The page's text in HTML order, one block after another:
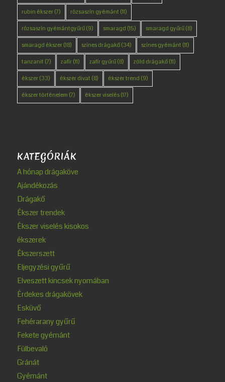
rubin ékszer(7) rózsaszín gyémánt (11)
rózsaszín gyémántgyűrű(9) smaragd (15) smaragd gyűrű(8)
smaragd ékszer(18) színes drágakő(34) színes gyémánt (11)
tanzanit (7) zafír(11) zafír gyűrű(8) zöld drágakő(11)
ékszer(33) ékszer divat (8) ékszer trend (9)
ékszer történelem (7) ékszer viselés(17)
KATEGÓRIÁK
A hónap drágaköve
Ajándékozás
Drágakő
Ékszer trendek
Ékszer viselés kisokos
ékszerek
Ékszerszett
Eljegyzési gyűrű
Elveszett kincsek nyomában
Érdekes drágakövek
Esküvő
Fehérarany gyűrű
Fekete gyémánt
Fülbevaló
Gránát
Gyémánt